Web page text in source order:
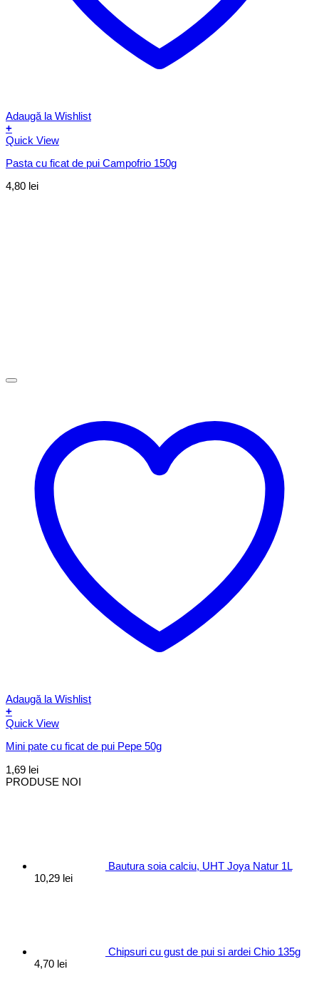
Adaugă la Wishlist
+
Quick View
Pasta cu ficat de pui Campofrio 150g
4,80 lei
Adaugă la Wishlist
+
Quick View
Mini pate cu ficat de pui Pepe 50g
1,69 lei
PRODUSE NOI
Bautura soia calciu, UHT Joya Natur 1L
10,29 lei
Chipsuri cu gust de pui si ardei Chio 135g
4,70 lei